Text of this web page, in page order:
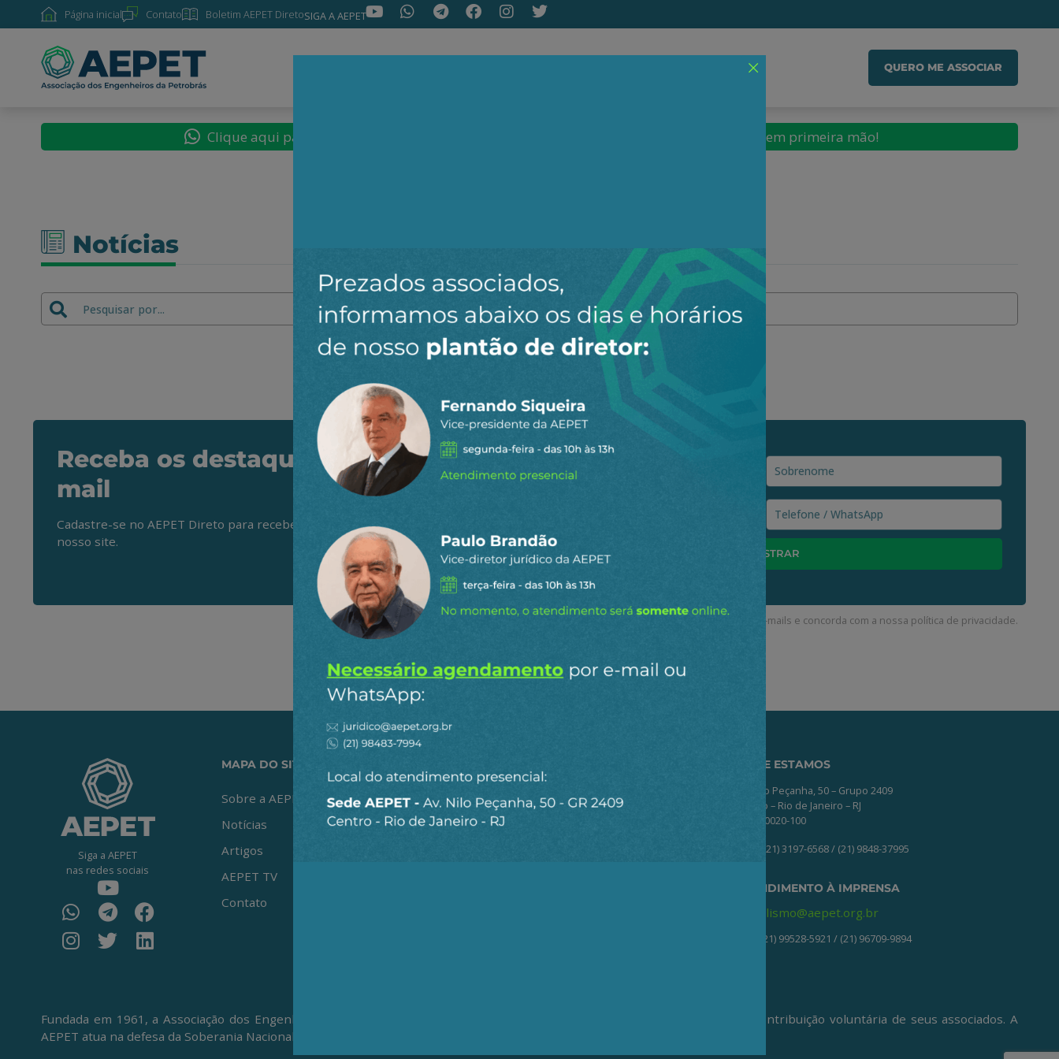
Página inicial Contato Boletim AEPET DiretoSIGA A AEPET
QUERO ME ASSOCIAR
Clique aqui para seguir o novo canal da AEPET no WhatsApp e receber nossos conteúdos em primeira mão!
Notícias
Nenhuma notícia encontrada.
Receba os destaques do dia por e-
mail
Cadastre-se no AEPET Direto para receber os principais conteúdos publicados em
nosso site.
Ao clicar em “Cadastrar” você aceita receber nossos e-mails e concorda com a nossa política de privacidade.
Siga a AEPET
nas redes sociais
MAPA DO SITE
Sobre a AEPET
Notícias
Artigos
AEPET TV
Contato
Clique no botão abaixo para enviar as
ONDE ESTAMOS
Av. Nilo Peçanha, 50 – Grupo 2409
Centro – Rio de Janeiro – RJ
CEP: 20020-100
(21) 3197-6568 / (21) 9848-37995
ATENDIMENTO À IMPRENSA
jornalismo@aepet.org.br
(21) 99528-5921 / (21) 96709-9894
Fundada em 1961, a Associação dos Engenheiros da Petrobrás (AEPET) é uma sociedade sem fins lucrativos, que vive da contribuição voluntária de seus associados. A
AEPET atua na defesa da Soberania Nacional, da Petrobrás e de seu Corpo Técnico.